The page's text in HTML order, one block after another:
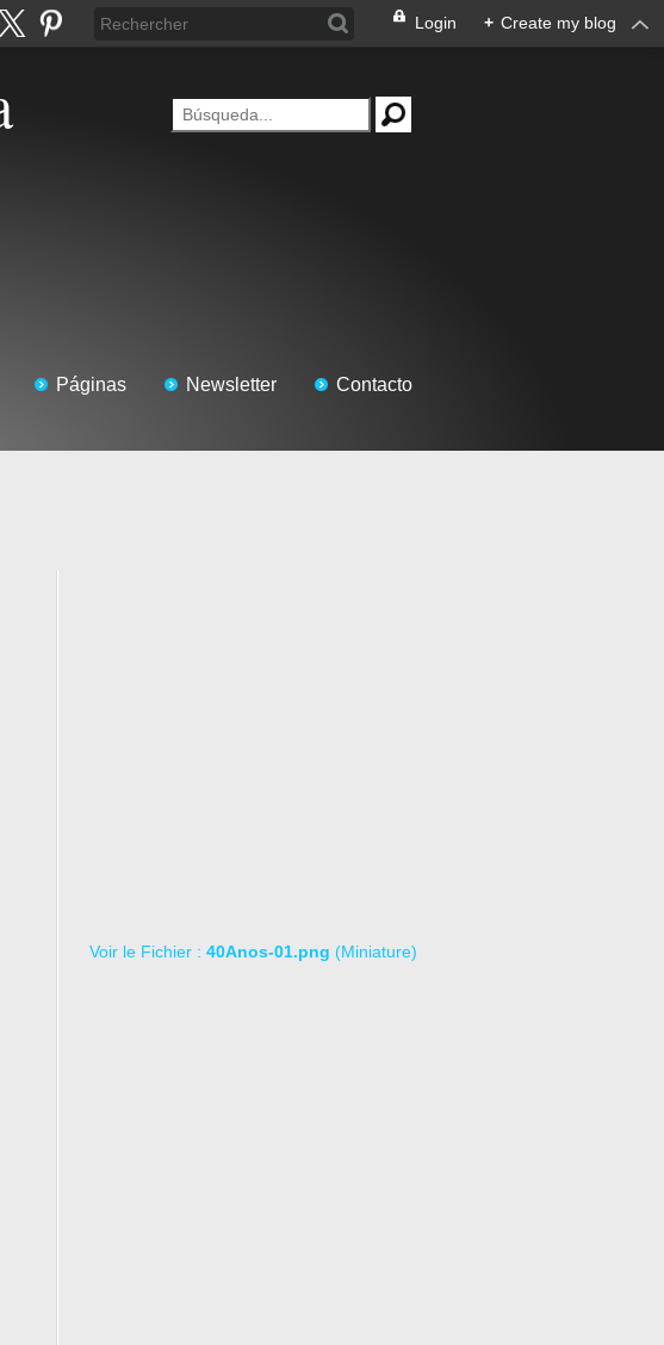
Login + Create my blog
Páginas Newsletter Contacto
Voir le Fichier : 40Anos-01.png (Miniature)